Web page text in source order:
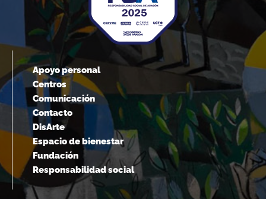
Apoyo personal
Centros
Comunicación
Contacto
DisArte
Espacio de bienestar
Fundación
Responsabilidad social